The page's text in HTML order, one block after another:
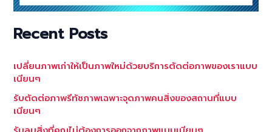
Recent Posts
เปลี่ยนภาพเก่าให้เป็นภาพใหม่ด้วยบริการตัดต่อภาพของเราแบบ
เนียนๆ
รับตัดต่อภาพรีทัชภาพเฉพาะจุดภาพคนสิ่งของสถานที่แบบ
เนียนๆ